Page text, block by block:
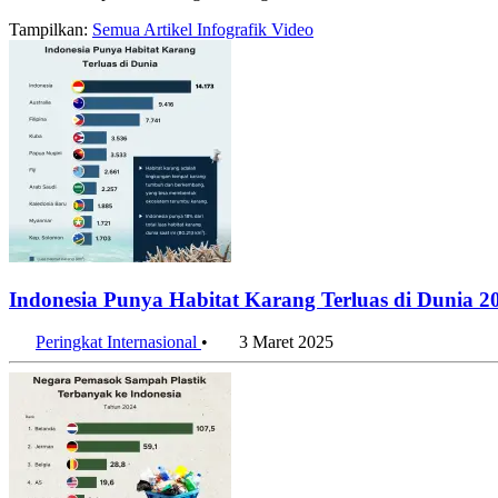
Tampilkan: Semua Artikel Infografik Video
Indonesia Punya Habitat Karang Terluas di Dunia
Peringkat Internasional • 3 Maret 2025